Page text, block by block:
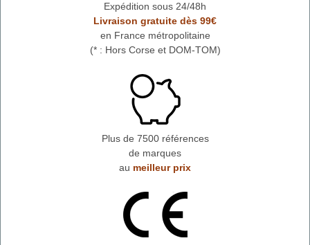
Expédition sous 24/48h
Livraison gratuite dès 99€
en France métropolitaine
(* : Hors Corse et DOM-TOM)
Plus de 7500 références
de marques
au meilleur prix